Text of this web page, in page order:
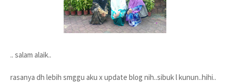
.. salam alaik..
rasanya dh lebih smggu aku x update blog nih..sibuk l kunun..hihi..